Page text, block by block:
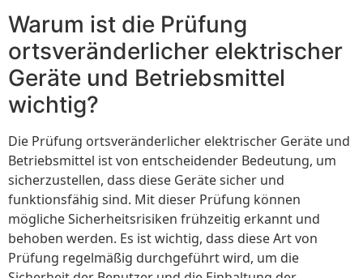
Warum ist die Prüfung
ortsveränderlicher elektrischer
Geräte und Betriebsmittel
wichtig?
Die Prüfung ortsveränderlicher elektrischer Geräte und
Betriebsmittel ist von entscheidender Bedeutung, um
sicherzustellen, dass diese Geräte sicher und
funktionsfähig sind. Mit dieser Prüfung können
mögliche Sicherheitsrisiken frühzeitig erkannt und
behoben werden. Es ist wichtig, dass diese Art von
Prüfung regelmäßig durchgeführt wird, um die